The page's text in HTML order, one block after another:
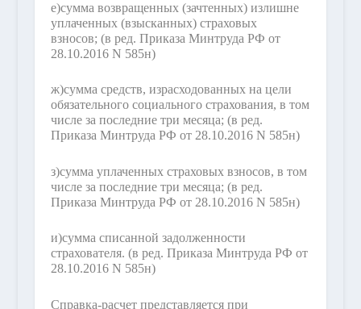
е)сумма возвращенных (зачтенных) излишне
уплаченных (взысканных) страховых
взносов; (в ред. Приказа Минтруда РФ от
28.10.2016 N 585н)
ж)сумма средств, израсходованных на цели
обязательного социального страхования, в том
числе за последние три месяца; (в ред.
Приказа Минтруда РФ от 28.10.2016 N 585н)
з)сумма уплаченных страховых взносов, в том
числе за последние три месяца; (в ред.
Приказа Минтруда РФ от 28.10.2016 N 585н)
и)сумма списанной задолженности
страхователя. (в ред. Приказа Минтруда РФ от
28.10.2016 N 585н)
Справка-расчет представляется при